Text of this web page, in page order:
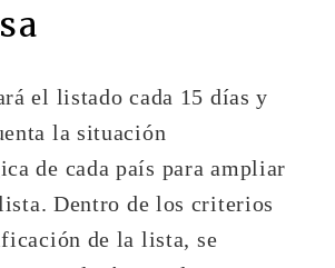
el listado cada 15 días y
la situación
de cada país para ampliar
Dentro de los criterios
de la lista, se